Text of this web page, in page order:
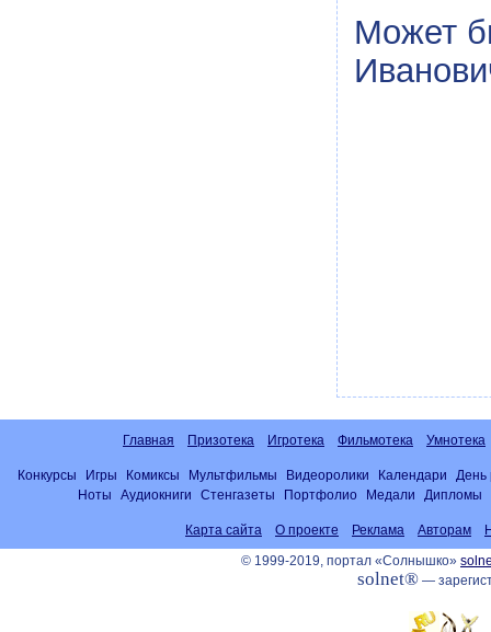
Может
Главная Призотека Игротека Фильмотека Умнотека
Конкурсы Игры Комиксы Мультфильмы Видеоролики Календари
День
Ноты
Аудиокниги Стенгазеты Портфолио Медали Дипломы
Карта сайта О проекте Реклама Авторам
© 1999-2019, портал «Солнышко»
solnet®—